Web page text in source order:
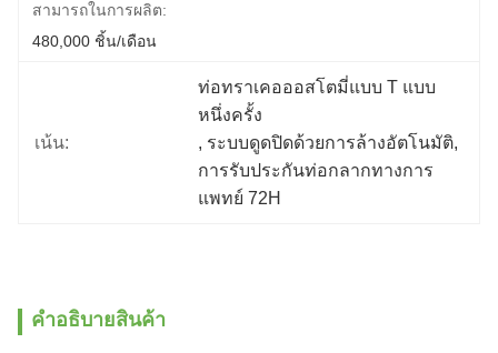
สามารถในการผลิต:
480,000 ชิ้น/เดือน
เน้น:
ท่อทราเคอออสโตมี่แบบ T แบบ
หนึ่งครั้ง
, ระบบดูดปิดด้วยการล้างอัตโนมัติ
การรับประกันท่อกลากทางการ
แพทย์ 72H
คําอธิบายสินค้า